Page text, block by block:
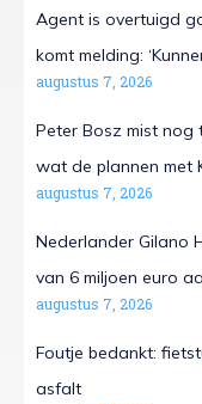
Agent is overtuigd
komt melding:
augustus 7, 2026
Peter Bosz mist nog
wat de plannen met
augustus 7, 2026
Nederlander Gilano
van 6 miljoen euro
augustus 7, 2026
Foutje bedankt:
asfalt